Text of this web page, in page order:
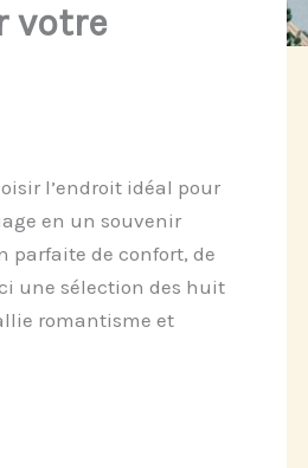
votre
l’endroit idéal pour
en un souvenir
parfaite de confort, de
une sélection des huit
romantisme et